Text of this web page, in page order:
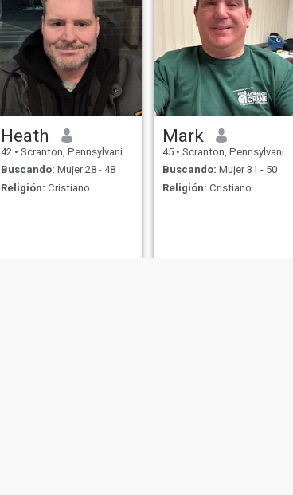
Heath
42 • Scranton, Pennsylvania, Estados Unidos
Buscando: Mujer 28 - 48
Religión: Cristiano
Mark
45 • Scranton, Pennsylvania, Estados Unidos
Buscando: Mujer 31 - 50
Religión: Cristiano